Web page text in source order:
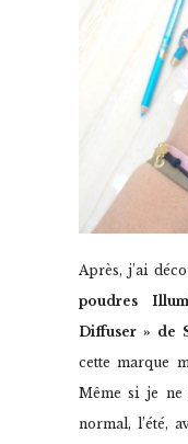
Après, j’ai
poudres
Diffuser » de
cette marque
Même si je ne
normal, l’été,